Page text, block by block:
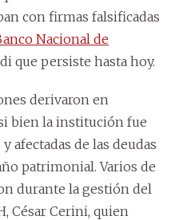
con firmas falsificadas
Nacional de
que persiste hasta hoy.
derivaron en
bien la institución fue
afectadas de las deudas
patrimonial. Varios de
durante la gestión del
César Cerini, quien